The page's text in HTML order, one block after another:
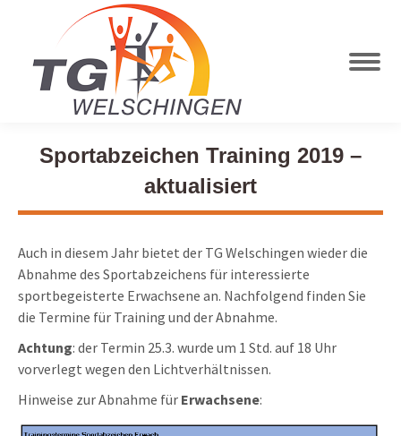
Sportabzeichen Training 2019 –
aktualisiert
Auch in diesem Jahr bietet der TG Welschingen wieder die
Abnahme des Sportabzeichens für interessierte
sportbegeisterte Erwachsene an. Nachfolgend finden Sie
die Termine für Training und der Abnahme.
Achtung: der Termin 25.3. wurde um 1 Std. auf 18 Uhr
vorverlegt wegen den Lichtverhältnissen.
Hinweise zur Abnahme für Erwachsene: